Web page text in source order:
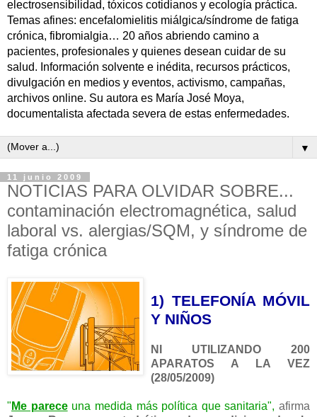
electrosensibilidad, tóxicos cotidianos y ecología práctica.
Temas afines: encefalomielitis miálgica/síndrome de fatiga
crónica, fibromialgia… 20 años abriendo camino a
pacientes, profesionales y quienes desean cuidar de su
salud. Información solvente e inédita, recursos prácticos,
divulgación en medios y eventos, activismo, campañas,
archivos online. Su autora es María José Moya,
documentalista afectada severa de estas enfermedades.
▼
11 junio 2009
NOTICIAS PARA OLVIDAR SOBRE...
contaminación electromagnética, salud
laboral vs. alergias/SQM, y síndrome de
fatiga crónica
1) TELEFONÍA MÓVIL
Y NIÑOS
NI UTILIZANDO 200
APARATOS A LA VEZ
(28/05/2009)
" Me pareceuna medida más política que sanitaria", afirma